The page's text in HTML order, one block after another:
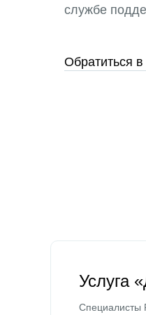
службе
Обратиться
Услуга
Специалисты